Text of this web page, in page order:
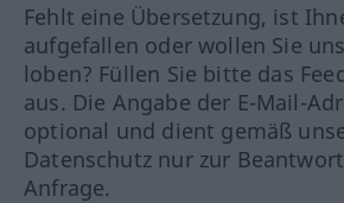
Fehlt eine Übersetzung, ist
aufgefallen oder wollen Sie
loben? Füllen Sie bitte das
aus. Die Angabe der E-Mail-
optional und dient gemäß
Datenschutz nur zur
Anfrage.